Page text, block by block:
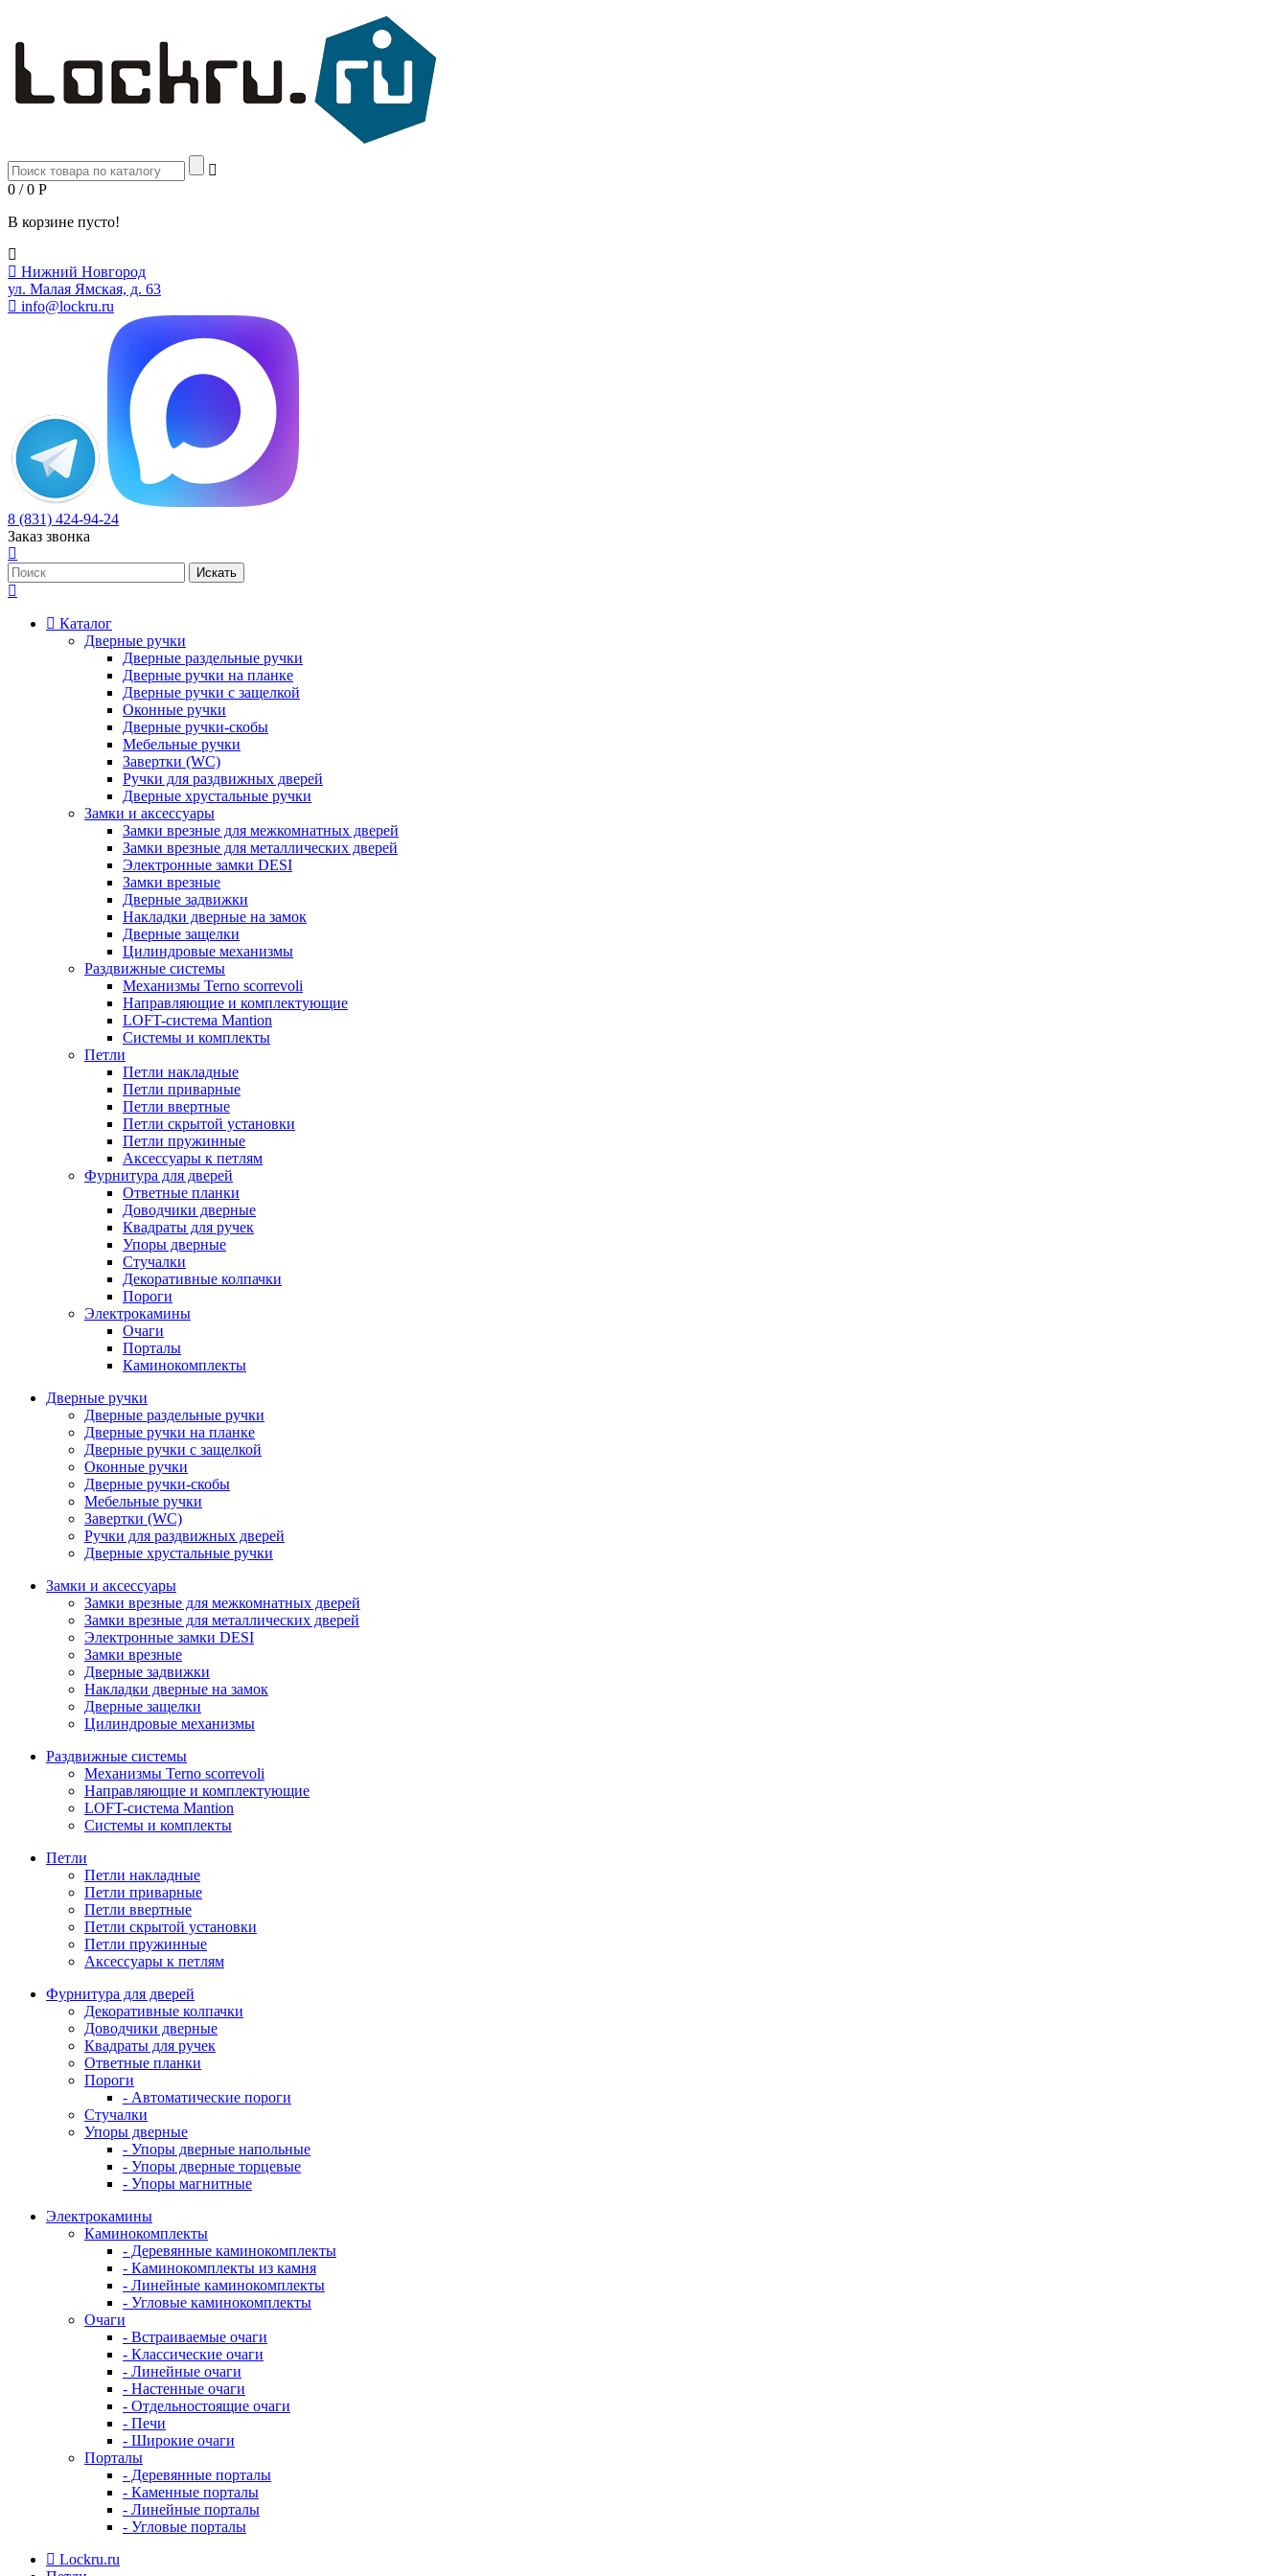
0 / 0 Р
В корзине пусто!
Нижний Новгород
ул. Малая Ямская, д. 63
info@lockru.ru
8 (831) 424-94-24
Заказ звонка
Каталог
Дверные ручки
Дверные раздельные ручки
Дверные ручки на планке
Дверные ручки с защелкой
Оконные ручки
Дверные ручки-скобы
Мебельные ручки
Завертки (WC)
Ручки для раздвижных дверей
Дверные хрустальные ручки
Замки и аксессуары
Замки врезные для межкомнатных дверей
Замки врезные для металлических дверей
Электронные замки DESI
Замки врезные
Дверные задвижки
Накладки дверные на замок
Дверные защелки
Цилиндровые механизмы
Раздвижные системы
Механизмы Terno scorrevoli
Направляющие и комплектующие
LOFT-cистема Mantion
Системы и комплекты
Петли
Петли накладные
Петли приварные
Петли ввертные
Петли скрытой установки
Петли пружинные
Аксессуары к петлям
Фурнитура для дверей
Ответные планки
Доводчики дверные
Квадраты для ручек
Упоры дверные
Стучалки
Декоративные колпачки
Пороги
Электрокамины
Очаги
Порталы
Каминокомплекты
Дверные ручки
Дверные раздельные ручки
Дверные ручки на планке
Дверные ручки с защелкой
Оконные ручки
Дверные ручки-скобы
Мебельные ручки
Завертки (WC)
Ручки для раздвижных дверей
Дверные хрустальные ручки
Замки и аксессуары
Замки врезные для межкомнатных дверей
Замки врезные для металлических дверей
Электронные замки DESI
Замки врезные
Дверные задвижки
Накладки дверные на замок
Дверные защелки
Цилиндровые механизмы
Раздвижные системы
Механизмы Terno scorrevoli
Направляющие и комплектующие
LOFT-cистема Mantion
Системы и комплекты
Петли
Петли накладные
Петли приварные
Петли ввертные
Петли скрытой установки
Петли пружинные
Аксессуары к петлям
Фурнитура для дверей
Декоративные колпачки
Доводчики дверные
Квадраты для ручек
Ответные планки
Пороги
- Автоматические пороги
Стучалки
Упоры дверные
- Упоры дверные напольные
- Упоры дверные торцевые
- Упоры магнитные
Электрокамины
Каминокомплекты
- Деревянные каминокомплекты
- Каминокомплекты из камня
- Линейные каминокомплекты
- Угловые каминокомплекты
Очаги
- Встраиваемые очаги
- Классические очаги
- Линейные очаги
- Настенные очаги
- Отдельностоящие очаги
- Печи
- Широкие очаги
Порталы
- Деревянные порталы
- Каменные порталы
- Линейные порталы
- Угловые порталы
Lockru.ru